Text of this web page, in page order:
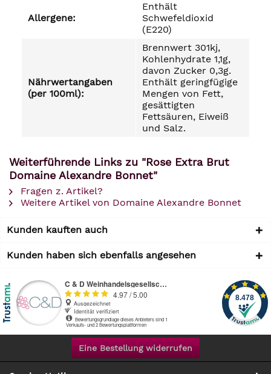
Allergene:
Enthält
Schwefeldioxid
(E220)
Nährwertangaben
(per 100ml):
Brennwert 301kj,
Kohlenhydrate 1,1g,
davon Zucker 0,3g.
Enthält geringfügige
Mengen von Fett,
gesättigten
Fettsäuren, Eiweiß
und Salz.
Weiterführende Links zu "Rose Extra Brut
Domaine Alexandre Bonnet"
Fragen z. Artikel?
Weitere Artikel von Domaine Alexandre Bonnet
Kunden kauften auch
Kunden haben sich ebenfalls angesehen
Eine Bestellung widerrufen